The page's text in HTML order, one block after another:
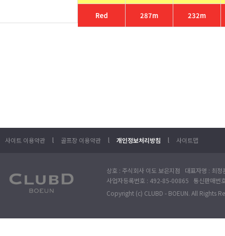
Red 287m 232m
사이트 이용약관 l 골프장 이용약관 l 개인정보처리방침 l 사이트맵
상호 : 주식회사 이도 보은지점 대표자명 : 최
사업자등록번호 : 492-85-00865 통신판매
Copyright (c) CLUBD - BOEUN. All Rights